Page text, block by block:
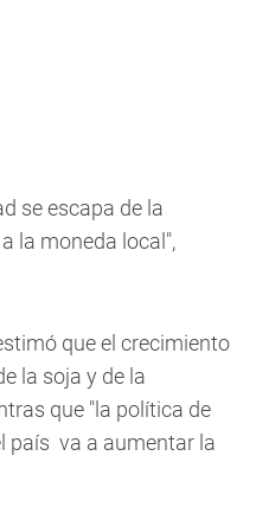
se escapa de la
la moneda local",
que el crecimiento
la soja y de la
que "la política de
país va a aumentar la